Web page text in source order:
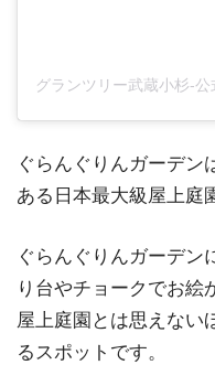
ぐらんぐりんガーデン
ある日本最大級屋上庭
ぐらんぐりんガーデン
り台やチョークでお絵
屋上庭園とは思えない
るスポットです。